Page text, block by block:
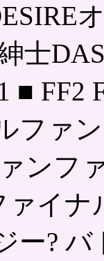
士
■ FF2
ファ
ンフ
ァイ
ー?